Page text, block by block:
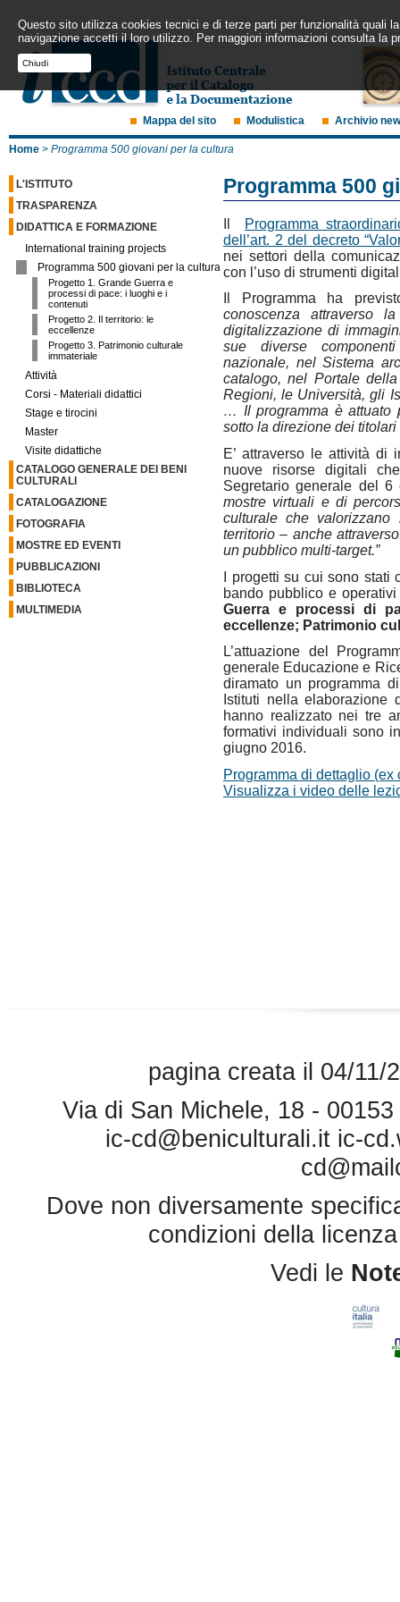
Questo sito utilizza cookies tecnici e di terze parti per funzionalità quali
navigazione accetti il loro utilizzo. Per maggiori informazioni consulta la
Chiudi
Mappa del sito Modulistica Archivio
Home > Programma 500 giovani per la cultura
L'ISTITUTO
TRASPARENZA
DIDATTICA E FORMAZIONE
International training projects
Programma 500 giovani per la cultura
Progetto 1. Grande Guerra e
processi di pace: i luoghi e i
contenuti
Progetto 2. Il territorio: le
eccellenze
Progetto 3. Patrimonio culturale
immateriale
Attività
Corsi - Materiali didattici
Stage e tirocini
Master
Visite didattiche
CATALOGO GENERALE DEI BENI
CULTURALI
CATALOGAZIONE
FOTOGRAFIA
MOSTRE ED EVENTI
PUBBLICAZIONI
BIBLIOTECA
MULTIMEDIA
Programma 500
Programma
dell’art. 2 del decreto
nei settori della
con l’uso di strumenti
Il Programma ha
conoscenza attraverso
digitalizzazione di
sue diverse
nazionale, nel Sistema
catalogo, nel Portale
Regioni, le Università, gli
… Il programma è attuato
sotto la direzione dei
E’ attraverso le attività di
nuove risorse digitali
Segretario generale del
mostre virtuali e di
culturale che
territorio – anche
un pubblico multi-target.”
I progetti su cui sono
bando pubblico e
Guerra e processi di
eccellenze; Patrimonio
L’attuazione del
generale Educazione e
diramato un programma
Istituti nella elaborazione
hanno realizzato nei tre
formativi individuali sono
giugno 2016.
Programma di dettaglio
Visualizza i video delle
pagina creata il 04/11/
Via di San Michele, 18 -
ic-cd@beniculturali.it ic-
Dove non diversamente
condizioni della
Vedi le